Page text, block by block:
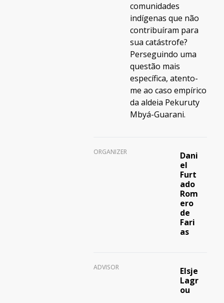
comunidades
indígenas que não
contribuíram para
sua catástrofe?
Perseguindo uma
questão mais
específica, atento-
me ao caso empírico
da aldeia Pekuruty
Mbyá-Guarani.
ORGANIZER
Dani
el
Furt
ado
Rom
ero
de
Fari
as
ADVISOR
Elsje
Lagr
ou